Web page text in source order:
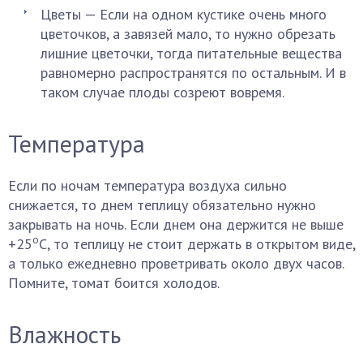
Цветы — Если на одном кустике очень много
цветочков, а завязей мало, то нужно обрезать
лишние цветочки, тогда питательные вещества
равномерно распространятся по остальным. И в
таком случае плоды созреют вовремя.
Температура
Если по ночам температура воздуха сильно
снижается, то днем теплицу обязательно нужно
закрывать на ночь. Если днем она держится не выше
+25оС, то теплицу не стоит держать в открытом виде,
а только ежедневно проветривать около двух часов.
Помните, томат боится холодов.
Влажность